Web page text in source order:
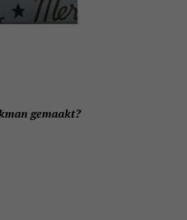
gemaakt?